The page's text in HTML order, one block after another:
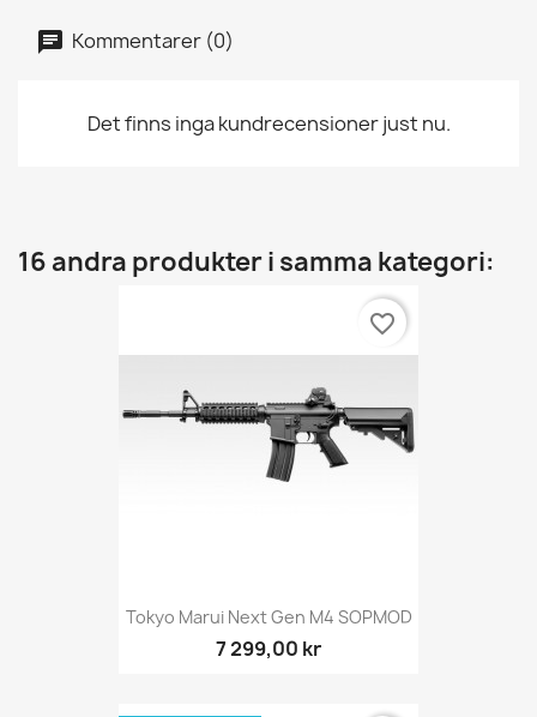
Kommentarer (0)
Det finns inga kundrecensioner just nu.
16 andra produkter i samma kategori:
Tokyo Marui Next Gen M4 SOPMOD
7 299,00 kr
favorite_border